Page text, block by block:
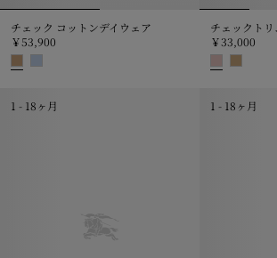
チェック コットンデイウェア
￥53,900
￥33,000
1 - 18ヶ月 1 - 18ヶ月